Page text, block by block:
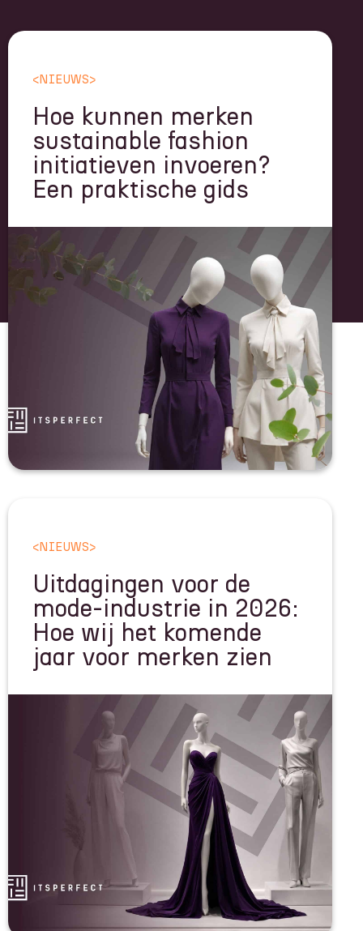
< NIEUWS>
Hoe kunnen merken
sustainable fashion
initiatieven invoeren?
Een praktische gids
< NIEUWS>
Uitdagingen voor de
mode-industrie in 2026:
Hoe wij het komende
jaar voor merken zien